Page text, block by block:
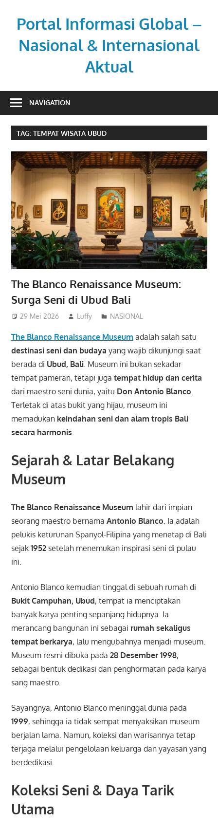
contentPortal Informasi Global –
Nasional & Internasional
Aktual
berita
untuk
pembaca
aktif.
NAVIGATION
TAG: TEMPAT WISATA UBUD
The Blanco Renaissance Museum:
Surga Seni di Ubud Bali
29 Mei 2026 Luffy NASIONAL
The Blanco Renaissance Museum adalah salah satu
destinasi seni dan budaya yang wajib dikunjungi saat
berada di Ubud, Bali. Museum ini bukan sekadar
tempat pameran, tetapi juga tempat hidup dan cerita
dari maestro seni dunia, yaitu Don Antonio Blanco
Terletak di atas bukit yang hijau, museum ini
memadukan keindahan seni dan alam tropis Bali
secara harmonis
Sejarah & Latar Belakang
Museum
The Blanco Renaissance Museum lahir dari impian
seorang maestro bernama Antonio Blanco . Ia adalah
pelukis keturunan Spanyol-Filipina yang menetap di Bali
sejak 1952setelah menemukan inspirasi seni di pulau
ini.
Antonio Blanco kemudian tinggal di sebuah rumah di
Bukit Campuhan, Ubud, tempat ia menciptakan
banyak karya penting sepanjang hidupnya. Ia
merancang bangunan ini sebagai rumah sekaligus
tempat berkarya, lalu mengubahnya menjadi museum.
Museum resmi dibuka pada 28 Desember 1998,
sebagai bentuk dedikasi dan penghormatan pada karya
sang maestro.
Sayangnya, Antonio Blanco meninggal dunia pada
1999, sehingga ia tidak sempat menyaksikan museum
berjalan lama. Namun, koleksi dan warisannya tetap
terjaga melalui pengelolaan keluarga dan yayasan yang
berdedikasi.
Koleksi Seni & Daya Tarik
Utama